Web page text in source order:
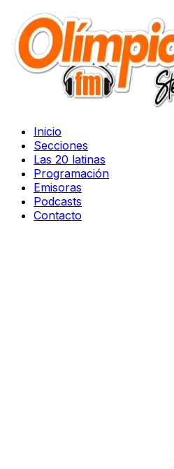
Inicio
Secciones
Las 20 latinas
Programación
Emisoras
Podcasts
Contacto